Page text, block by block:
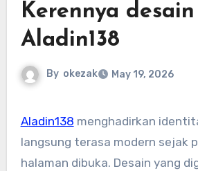
Kerennya
Aladin138
By okezak May 19, 2026
Aladin138 menghadirkan
langsung terasa modern sejak
halaman dibuka. Desain yang